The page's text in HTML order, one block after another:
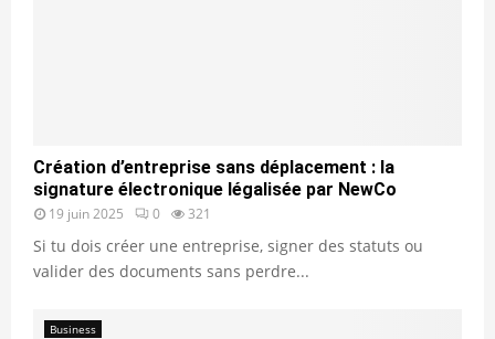
Création d’entreprise sans déplacement : la
signature électronique légalisée par NewCo
19 juin 2025 0 321
Si tu dois créer une entreprise, signer des statuts ou
valider des documents sans perdre...
Business